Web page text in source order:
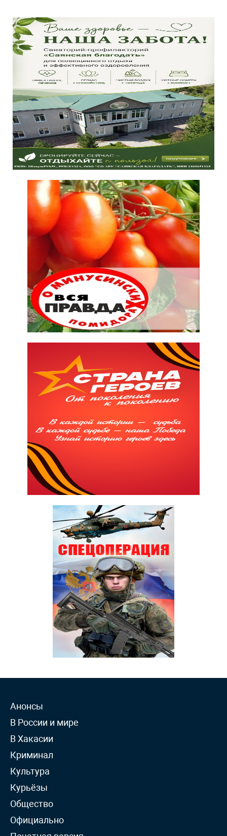
Анонсы
В России и мире
В Хакасии
Криминал
Культура
Курьёзы
Общество
Официально